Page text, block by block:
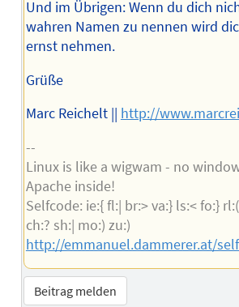
Und im Übrigen: Wenn du dich
wahren Namen zu nennen wird
ernst nehmen.
Grüße
Marc Reichelt || http://
--
Linux is like a wigwam - no
Apache inside!
Selfcode: ie:{ fl:| br:> va:} ls:< fo:}
ch:? sh:| mo:) zu:)
http://emmanuel.dammerer.at/
Beitrag melden